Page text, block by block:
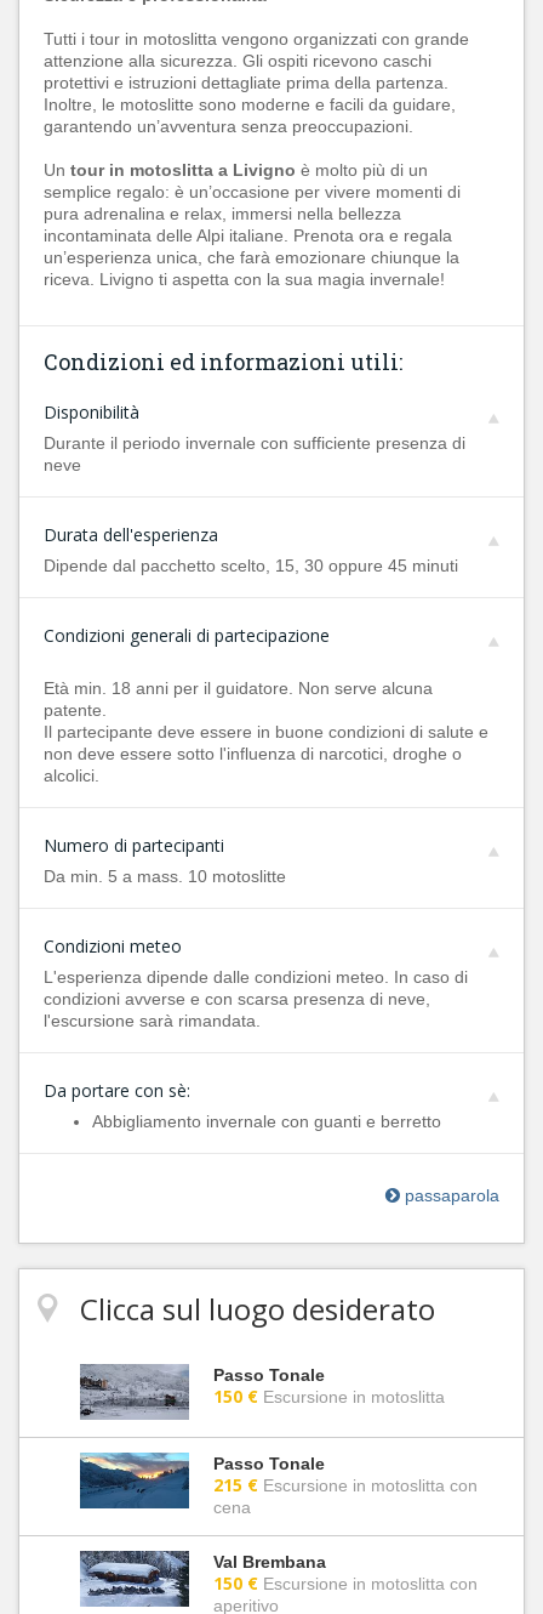
Tutti i tour in motoslitta vengono organizzati con grande
attenzione alla sicurezza. Gli ospiti ricevono caschi
protettivi e istruzioni dettagliate prima della partenza.
Inoltre, le motoslitte sono moderne e facili da guidare,
garantendo un’avventura senza preoccupazioni.
Un tour in motoslitta a Livigno è molto più di un
semplice regalo: è un’occasione per vivere momenti di
pura adrenalina e relax, immersi nella bellezza
incontaminata delle Alpi italiane. Prenota ora e regala
un’esperienza unica, che farà emozionare chiunque la
riceva. Livigno ti aspetta con la sua magia invernale!
Condizioni ed informazioni utili:
Disponibilità
Durante il periodo invernale con sufficiente presenza di
neve
Durata dell'esperienza
Dipende dal pacchetto scelto, 15, 30 oppure 45 minuti
Condizioni generali di partecipazione
Età min. 18 anni per il guidatore. Non serve alcuna
patente.
Il partecipante deve essere in buone condizioni di salute e
non deve essere sotto l'influenza di narcotici, droghe o
alcolici.
Numero di partecipanti
Da min. 5 a mass. 10 motoslitte
Condizioni meteo
L'esperienza dipende dalle condizioni meteo. In caso di
condizioni avverse e con scarsa presenza di neve,
l'escursione sarà rimandata.
Da portare con sè:
Abbigliamento invernale con guanti e berretto
passaparola
Clicca sul luogo desiderato
Passo Tonale
150 € Escursione in motoslitta
Passo Tonale
215 € Escursione in motoslitta con
cena
Val Brembana
150 € Escursione in motoslitta con
aperitivo